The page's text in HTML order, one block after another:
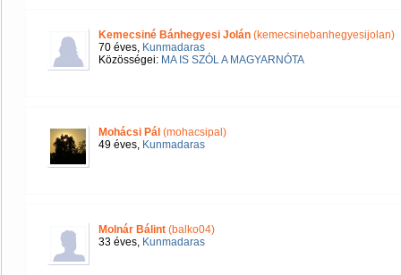
Kemecsiné Bánhegyesi Jolán (kemecsinebanhegyesijolan)
70 éves, Kunmadaras
Közösségei: MA IS SZÓL A MAGYARNÓTA
Mohácsi Pál (mohacsipal)
49 éves, Kunmadaras
Molnár Bálint (balko04)
33 éves, Kunmadaras